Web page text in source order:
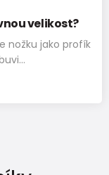
velikost?
nožku jako profík